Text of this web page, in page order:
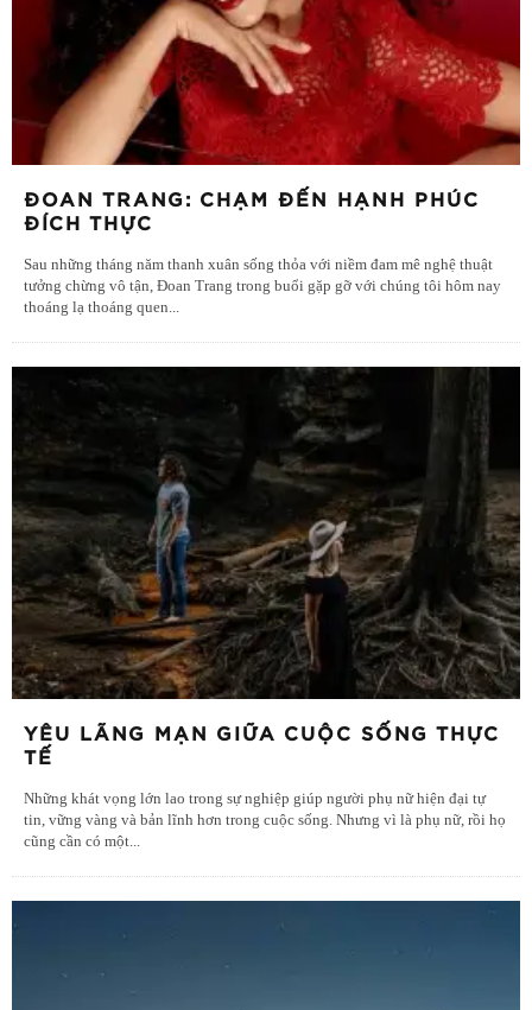
ĐOAN TRANG: CHẠM ĐẾN HẠNH PHÚC
ĐÍCH THỰC
Sau những tháng năm thanh xuân sống thỏa với niềm đam mê nghệ thuật
tưởng chừng vô tận, Đoan Trang trong buổi gặp gỡ với chúng tôi hôm nay
thoáng lạ thoáng quen...
YÊU LÃNG MẠN GIỮA CUỘC SỐNG THỰC
TẾ
Những khát vọng lớn lao trong sự nghiệp giúp người phụ nữ hiện đại tự
tin, vững vàng và bản lĩnh hơn trong cuộc sống. Nhưng vì là phụ nữ, rồi họ
cũng cần có một...